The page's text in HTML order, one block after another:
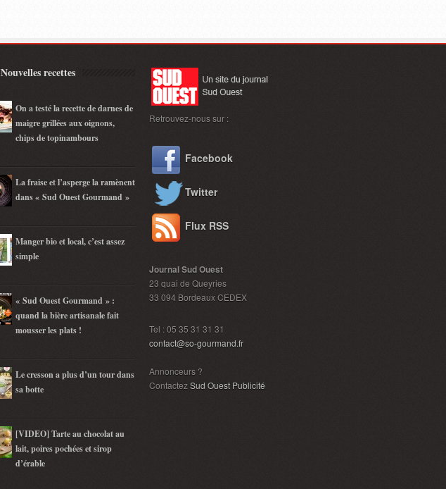
Nouvelles recettes
On a testé la recette de darnes de
maigre grillées aux oignons,
chips de topinambours
La fraise et l’asperge la ramènent
dans « Sud Ouest Gourmand »
Manger bio et local, c’est assez
simple
« Sud Ouest Gourmand » :
quand la bière artisanale fait
mousser les plats !
Le cresson a plus d’un tour dans
sa botte
[VIDEO] Tarte au chocolat au
lait, poires pochées et sirop
d’érable
Retrouvez-nous sur :
Facebook
Twitter
Flux RSS
Journal Sud Ouest
23 quai de Queyries
33 094 Bordeaux CEDEX
Tel : 05 35 31 31 31
contact@so-gourmand.fr
Annonceurs ?
ContactezSud Ouest Publicité